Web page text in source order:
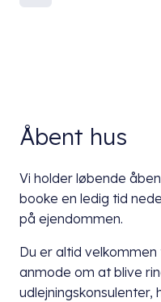
Åbent hus
Vi holder løbende
booke en ledig tid
på ejendommen.
Du er altid
anmode om at blive
udlejningskonsulenter,